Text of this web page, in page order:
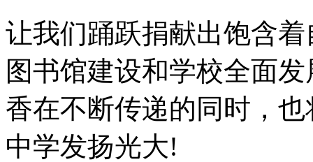
让我们踊跃捐献出饱含
图书馆建设和学校全面
香在不断传递的同时，
中学发扬光大!